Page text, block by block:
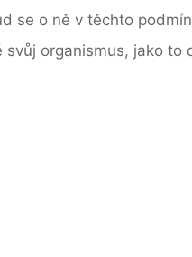
se o ně v těchto
organismus, jako to